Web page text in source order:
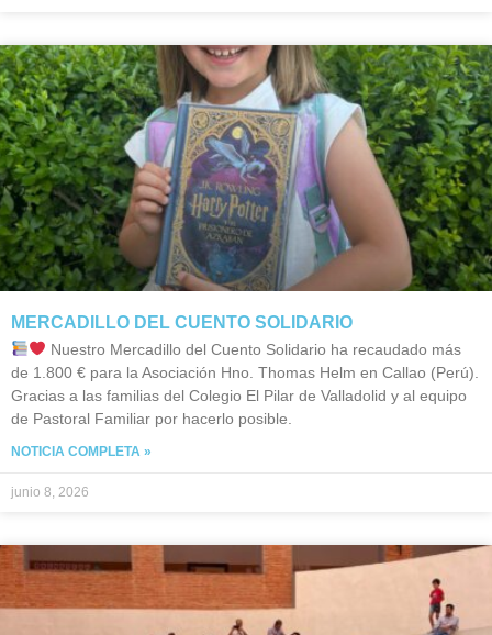
MERCADILLO DEL CUENTO SOLIDARIO
Nuestro Mercadillo del Cuento Solidario ha recaudado más
de 1.800 € para la Asociación Hno. Thomas Helm en Callao (Perú).
Gracias a las familias del Colegio El Pilar de Valladolid y al equipo
de Pastoral Familiar por hacerlo posible.
NOTICIA COMPLETA »
junio 8, 2026